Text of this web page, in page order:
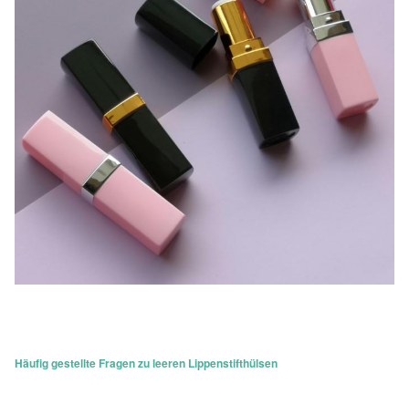
Häufig gestellte Fragen zu leeren Lippenstifthülsen